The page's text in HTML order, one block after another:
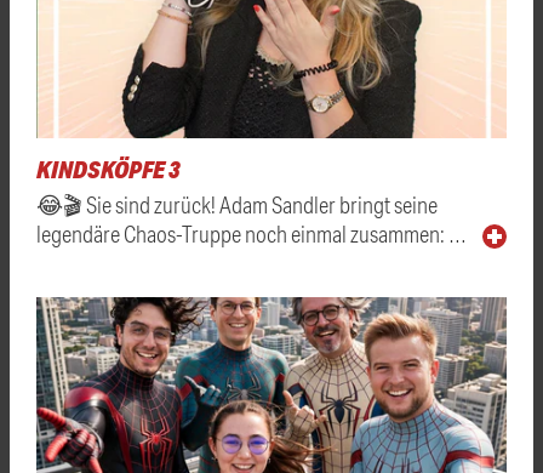
KINDSKÖPFE 3
😂🎬 Sie sind zurück! Adam Sandler bringt seine
legendäre Chaos-Truppe noch einmal zusammen: …